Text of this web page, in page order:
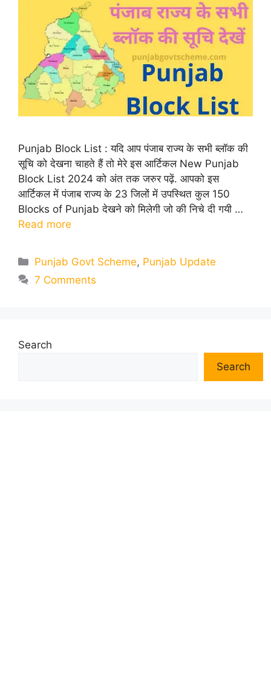
Punjab Block List : यदि आप पंजाब राज्य के सभी ब्लॉक की
सूचि को देखना चाहते हैं तो मेरे इस आर्टिकल New Punjab
Block List 2024 को अंत तक जरुर पढ़ें. आपको इस
आर्टिकल में पंजाब राज्य के 23 जिलों में उपस्थित कुल 150
Blocks of Punjab देखने को मिलेगी जो की निचे दी गयी …
Read more
Categories
Punjab Govt Scheme, Punjab Update
7 Comments
Search
Search